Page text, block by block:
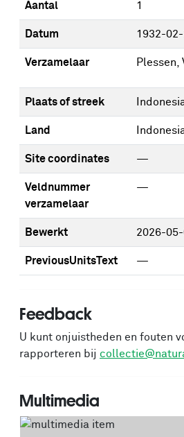
Aantal 1
Datum 1932-
Verzamelaar Plessen,
Plaats of streek
Land
Site coordinates —
Veldnummer
verzamelaar
—
Bewerkt 2026-
PreviousUnitsText —
Feedback
U kunt onjuistheden en fouten
rapporteren bij
Multimedia